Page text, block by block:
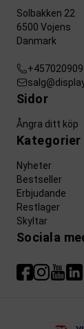
Solbakken 22
6500 Vojens
Danmark
Sidor
Ångra ditt köp
Kategorier
Nyheter
Bestseller
Erbjudande
Restlager
Skyltar
Sociala